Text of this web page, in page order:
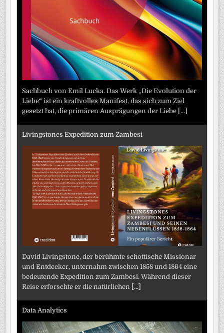
Sachbuch von Emil Lucka. Das Werk „Die Evolution der
Liebe“ ist ein kraftvolles Manifest, das sich zum Ziel
gesetzt hat, die primären Ausprägungen der Liebe [...]
Livingstones Expedition zum Zambesi
David Livingstone, der berühmte schottische Missionar
und Entdecker, unternahm zwischen 1858 und 1864 eine
bedeutende Expedition zum Zambesi. Während dieser
Reise erforschte er die natürlichen [...]
Data Analytics